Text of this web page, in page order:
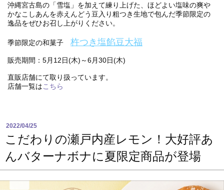
沖縄宮古島の「雪塩」を加えて練り上げた、ほどよい塩味の爽や
かなこしあんを赤えんどう豆入り粗つき生地で包んだ季節限定の
逸品をぜひお召し上がりください。
季節限定の和菓子 杵つき塩餡豆大福
販売期間：5月12日(木)～6月30日(木)
直販店舗にて取り扱っています。
店舗一覧はこちら
2022/04/25
こだわりの瀬戸内産レモン！大好評あ
んバターナボナに夏限定商品が登場